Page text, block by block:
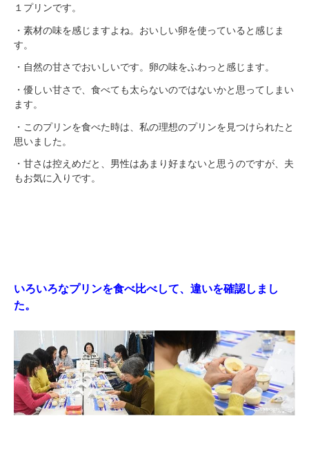
１プリンです。
・素材の味を感じますよね。おいしい卵を使っていると感じま
す。
・自然の甘さでおいしいです。卵の味をふわっと感じます。
・優しい甘さで、食べても太らないのではないかと思ってしまい
ます。
・このプリンを食べた時は、私の理想のプリンを見つけられたと
思いました。
・甘さは控えめだと、男性はあまり好まないと思うのですが、夫
もお気に入りです。
いろいろなプリンを食べ比べして、違いを確認しまし
た。